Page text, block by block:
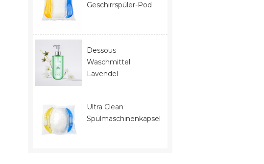
Geschirrspüler-Pod
Dessous
Waschmittel
Lavendel
Ultra Clean
Spülmaschinenkapseln